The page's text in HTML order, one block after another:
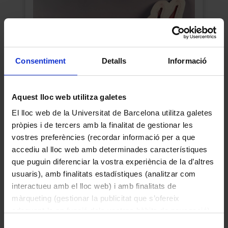
Consentiment Detalls Informació
Aquest lloc web utilitza galetes
El lloc web de la Universitat de Barcelona utilitza galetes
pròpies i de tercers amb la finalitat de gestionar les
vostres preferències (recordar informació per a que
accediu al lloc web amb determinades característiques
que puguin diferenciar la vostra experiència de la d’altres
usuaris), amb finalitats estadístiques (analitzar com
interactueu amb el lloc web) i amb finalitats de
màrqueting (gestionar la publicitat que s’ofereix
Nkú
1945